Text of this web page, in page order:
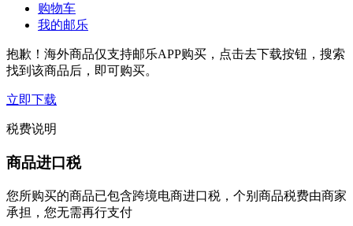
购物车
我的邮乐
抱歉！海外商品仅支持邮乐APP购买，点击去下载按钮，搜索
找到该商品后，即可购买。
立即下载
税费说明
商品进口税
您所购买的商品已包含跨境电商进口税，个别商品税费由商家
承担，您无需再行支付